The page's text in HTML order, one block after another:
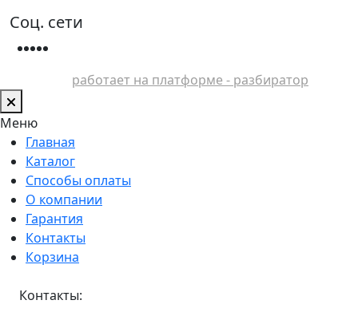
Соц. сети
работает на платформе - разбиратор
Меню
Главная
Каталог
Способы оплаты
О компании
Гарантия
Контакты
Корзина
Контакты: